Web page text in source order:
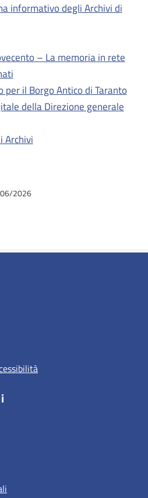
informativo degli Archivi di
– La memoria in rete
per il Borgo Antico di Taranto
della Direzione generale
Archivi
2026